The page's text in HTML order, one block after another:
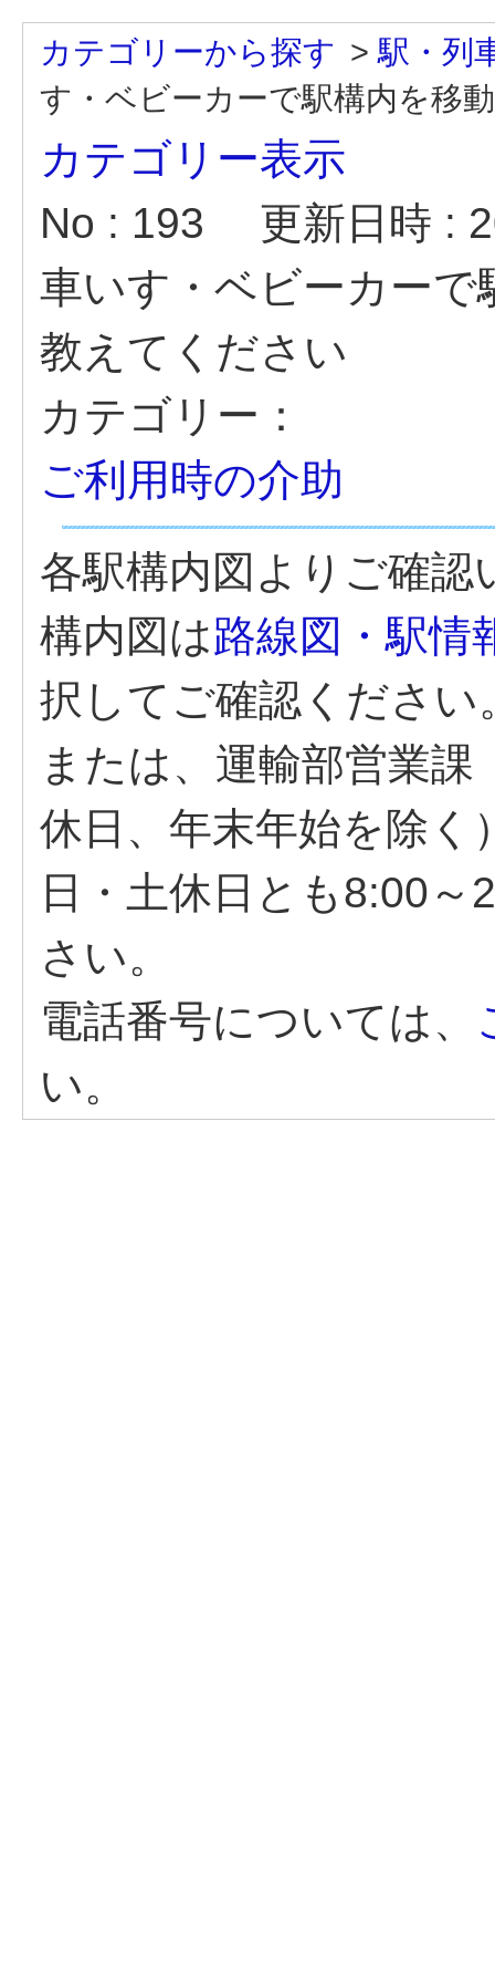
カテゴリーから探す >駅・列
す・ベビーカーで駅構内を移
カテゴリー表示
No : 193
更新日時 :
車いす・ベビーカー
教えてください
カテゴリー：
ご利用時の介助
各駅構内図よりご確認
構内図は路線図・駅情
択してご確認ください
または、運輸部営業
休日、年末年始を除く
日・土休日とも8:00
さい。
電話番号については、
い。